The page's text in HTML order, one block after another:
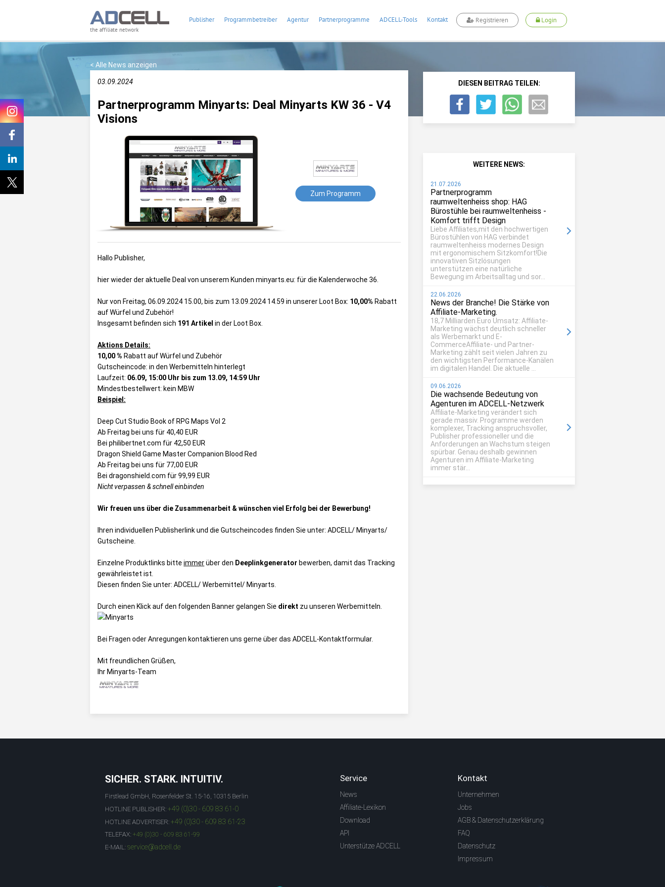
the affiliate network
Publisher Programmbetreiber Agentur Partnerprogramme ADCELL-Tools Kontakt Registrieren Login
< Alle News anzeigen
03.09.2024
Partnerprogramm Minyarts: Deal Minyarts KW 36 - V4
Visions
Zum Programm
Hallo Publisher,
hier wieder der aktuelle Deal von unserem Kunden minyarts.eu: für die Kalenderwoche 36.
Nur von Freitag, 06.09.2024 15.00, bis zum 13.09.2024 14.59 in unserer Loot Box: 10,00% Rabatt
auf Würfel und Zubehör!
Insgesamt befinden sich 191 Artikel in der Loot Box.
Aktions Details:
10,00 % Rabatt auf Würfel und Zubehör
Gutscheincode: in den Werbemitteln hinterlegt
Laufzeit: 06.09, 15:00 Uhr bis zum 13.09, 14:59 Uhr
Mindestbestellwert: kein MBW
Beispiel:
Deep Cut Studio Book of RPG Maps Vol 2
Ab Freitag bei uns für 40,40 EUR
Bei philibertnet.com für 42,50 EUR
Dragon Shield Game Master Companion Blood Red
Ab Freitag bei uns für 77,00 EUR
Bei dragonshield.com für 99,99 EUR
Nicht verpassen & schnell einbinden
Wir freuen uns über die Zusammenarbeit & wünschen viel Erfolg bei der Bewerbung!
Ihren individuellen Publisherlink und die Gutscheincodes finden Sie unter: ADCELL/ Minyarts/
Gutscheine
Einzelne Produktlinks bitte immerüber den Deeplinkgenerator bewerben, damit das Tracking
gewährleistet ist.
Diesen finden Sie unter: ADCELL/ Werbemittel/ Minyarts
Durch einen Klick auf den folgenden Banner gelangen Sie direkt zu unseren Werbemitteln.
Bei Fragen oder Anregungen kontaktieren uns gerne über das ADCELL-Kontaktformular.
Mit freundlichen Grüßen,
Ihr Minyarts-Team
DIESEN BEITRAG TEILEN:
WEITERE NEWS:
21.07.2026
Partnerprogramm
raumweltenheiss shop: HAG
Bürostühle bei raumweltenheiss -
Komfort trifft Design
Liebe Affiliates,mit den hochwertigen
Bürostühlen von HAG verbindet
raumweltenheiss modernes Design
mit ergonomischem Sitzkomfort!Die
innovativen Sitzlösungen
unterstützen eine natürliche
Bewegung im Arbeitsalltag und sor...
22.06.2026
News der Branche! Die Stärke von
Affiliate-Marketing.
18,7 Milliarden Euro Umsatz: Affiliate-
Marketing wächst deutlich schneller
als Werbemarkt und E-
CommerceAffiliate- und Partner-
Marketing zählt seit vielen Jahren zu
den wichtigsten Performance-Kanälen
im digitalen Handel. Die aktuelle ...
09.06.2026
Die wachsende Bedeutung von
Agenturen im ADCELL-Netzwerk
Affiliate-Marketing verändert sich
gerade massiv. Programme werden
komplexer, Tracking anspruchsvoller,
Publisher professioneller und die
Anforderungen an Wachstum steigen
spürbar. Genau deshalb gewinnen
Agenturen im Affiliate-Marketing
immer stär...
SICHER. STARK. INTUITIV.
Firstlead GmbH, Rosenfelder St. 15-16, 10315 Berlin
HOTLINE PUBLISHER: +49 (0)30 - 609 83 61-0
HOTLINE ADVERTISER: +49 (0)30 - 609 83 61-23
TELEFAX: +49 (0)30 - 609 83 61-99
E-MAIL: service@adcell.de
Service
News
Affiliate-Lexikon
Download
API
Unterstütze ADCELL
Kontakt
Unternehmen
Jobs
AGB & Datenschutzerklärung
FAQ
Datenschutz
Impressum